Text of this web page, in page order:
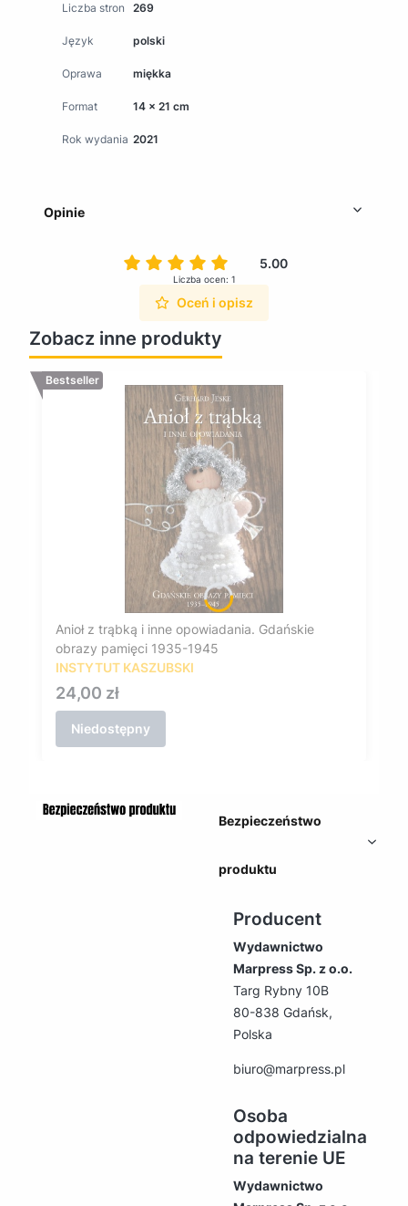
Liczba stron 269
Język polski
Oprawa miękka
Format 14 x 21 cm
Rok wydania 2021
Opinie
5.00
Liczba ocen: 1
Oceń i opisz
Zobacz inne produkty
Bestseller
Anioł z trąbką i inne opowiadania. Gdańskie
obrazy pamięci 1935-1945
INSTYTUT KASZUBSKI
Cena
24,00 zł
Niedostępny
Bezpieczeństwo
produktu
Producent
Wydawnictwo
Marpress Sp. z o.o.
Targ Rybny 10B
80-838 Gdańsk,
Polska
biuro@marpress.pl
Osoba
odpowiedzialna
na terenie UE
Wydawnictwo